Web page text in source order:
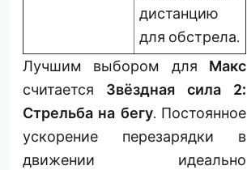
дистанцию
для обстрела.
Лучшим выбором для Макс
считается Звёздная сила 2:
Стрельба на бегу. Постоянное
ускорение перезарядки в
движении идеально